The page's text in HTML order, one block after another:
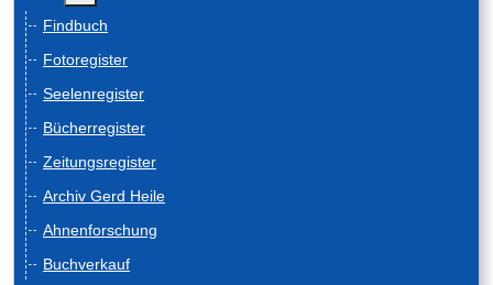
Findbuch
Fotoregister
Seelenregister
Bücherregister
Zeitungsregister
Archiv Gerd Heile
Ahnenforschung
Buchverkauf